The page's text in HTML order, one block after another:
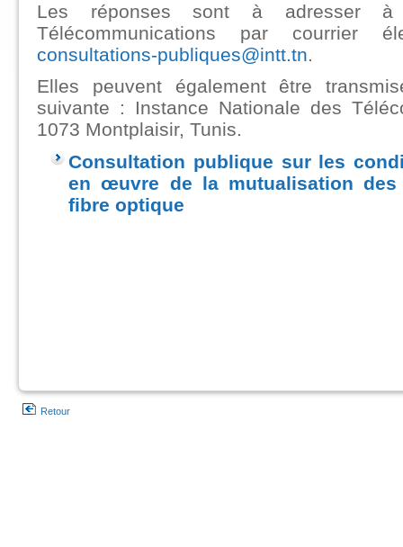
Les réponses sont à adresser à
Télécommunications par courrier
consultations-publiques@intt.tn.
Elles peuvent également être
suivante : Instance Nationale des
1073 Montplaisir, Tunis.
Consultation publique sur les
en œuvre de la mutualisation des
fibre optique
Retour